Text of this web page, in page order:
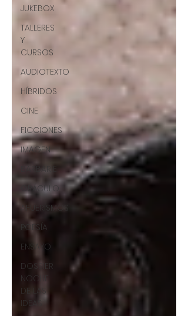
JUKEBOX
TALLERES
Y
CURSOS
AUDIOTEXTO
HÍBRIDOS
CINE
FICCIONES
IMAGEN
BARBARIE
ORÁCULO
AFUERISMOS
POESÍA
ENSAYO
DOSSIER
NOCHE
DE LAS
IDEAS